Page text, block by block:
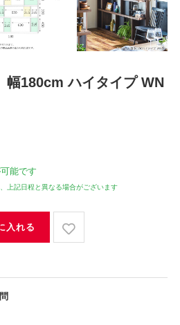
幅180cm ハイタイプ WN
能です
上記日程と異なる場合がございます
入れる